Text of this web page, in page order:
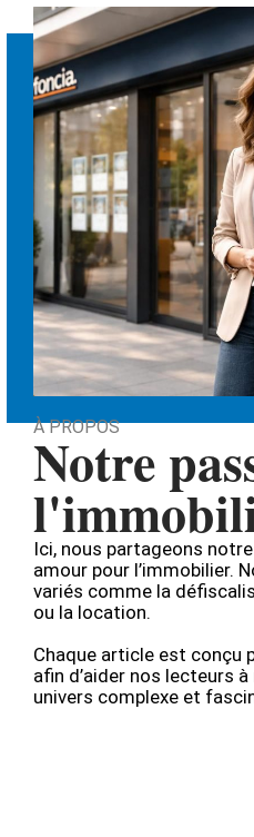
À PROPOS
Notre
Ici, nous partageons
amour pour l’immobilier.
variés comme la
ou la location.
Chaque article est conçu
afin d’aider nos lecteurs
univers complexe et